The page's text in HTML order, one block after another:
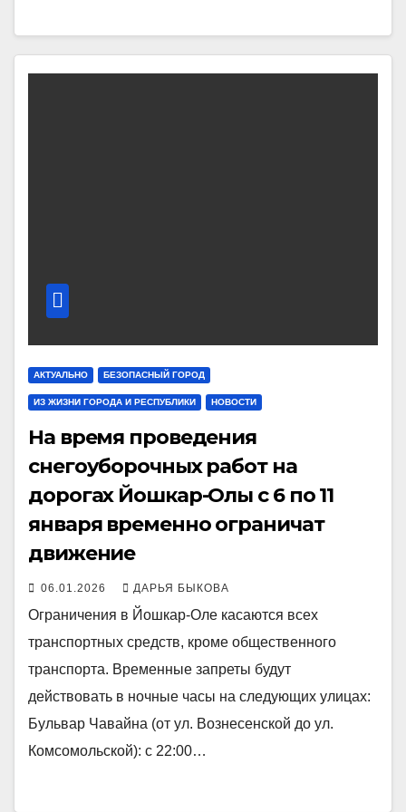
АКТУАЛЬНО БЕЗОПАСНЫЙ ГОРОД
ИЗ ЖИЗНИ ГОРОДА И РЕСПУБЛИКИ НОВОСТИ
На время проведения
снегоуборочных работ на
дорогах Йошкар-Олы с 6 по 11
января временно ограничат
движение
06.01.2026 ДАРЬЯ БЫКОВА
Ограничения в Йошкар-Оле касаются всех
транспортных средств, кроме общественного
транспорта. Временные запреты будут
действовать в ночные часы на следующих улицах:
Бульвар Чавайна (от ул. Вознесенской до ул.
Комсомольской): с 22:00…